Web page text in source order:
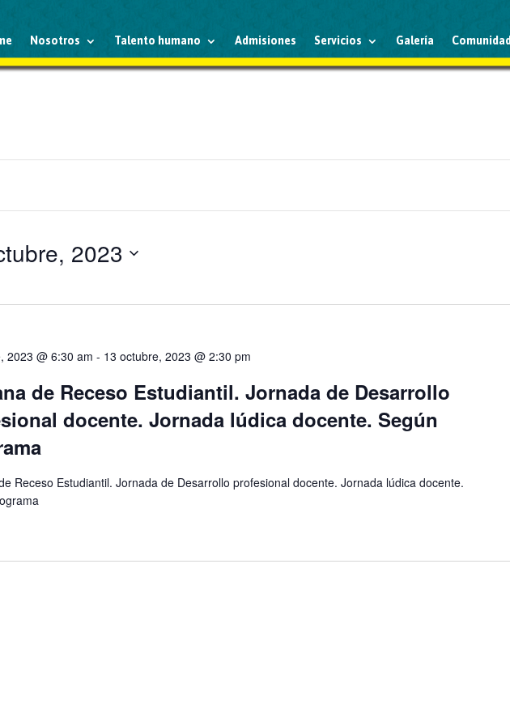
Nosotros Talento humano Admisiones Servicios Galería Comunidad
2023
2023 @ 6:30 am - 13 octubre, 2023 @ 2:30 pm
de Receso Estudiantil. Jornada de Desarrollo
docente. Jornada lúdica docente. Según
Receso Estudiantil. Jornada de Desarrollo profesional docente. Jornada lúdica docente.